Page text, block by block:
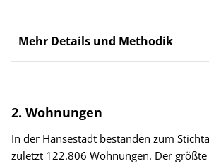
Mehr Details und Methodik
2. Wohnungen
In der Hansestadt bestanden zum
zuletzt 122.806 Wohnungen. Der